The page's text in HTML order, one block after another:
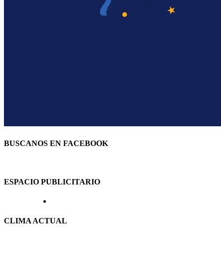
BUSCANOS EN FACEBOOK
ESPACIO PUBLICITARIO
CLIMA ACTUAL